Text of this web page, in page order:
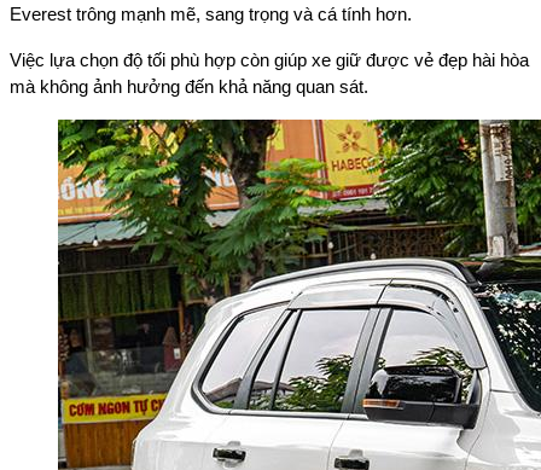
Everest trông mạnh mẽ, sang trọng và cá tính hơn.
Việc lựa chọn độ tối phù hợp còn giúp xe giữ được vẻ đẹp hài hòa
mà không ảnh hưởng đến khả năng quan sát.